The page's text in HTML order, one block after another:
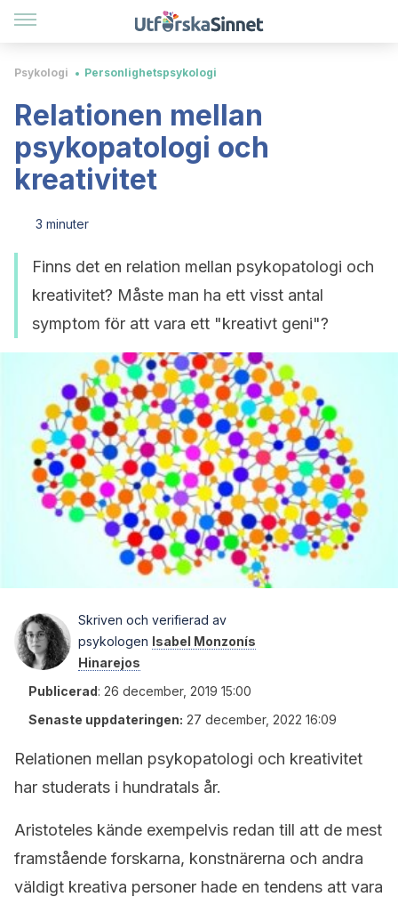
Psykologi Personlighetspsykologi
Relationen mellan
psykopatologi och
kreativitet
3 minuter
Finns det en relation mellan psykopatologi och
kreativitet? Måste man ha ett visst antal
symptom för att vara ett "kreativt geni"?
Skriven och verifierad av
psykologen Isabel Monzonís
Hinarejos
Publicerad: 26 december, 2019 15:00
Senaste uppdateringen: 27 december, 2022 16:09
Relationen mellan psykopatologi och kreativitet
har studerats i hundratals år.
Aristoteles kände exempelvis redan till att de mest
framstående forskarna, konstnärerna och andra
väldigt kreativa personer hade en tendens att vara